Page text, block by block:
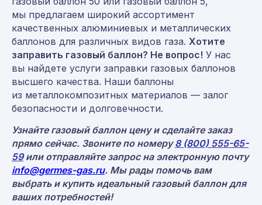
мы предлагаем широкий ассортимент
качественных алюминиевых и металлических
баллонов для различных видов газа. Хотите
заправить газовый баллон? Не вопрос! У нас
вы найдете услуги заправки газовых баллонов
высшего качества. Наши баллоны
из металлокомпозитных материалов — залог
безопасности и долговечности.
Узнайте газовый баллон цену и сделайте заказ
прямо сейчас. Звоните по номеру8 (800) 555-65-
59или отправляйте запрос на электронную почту
info@germes-gas.ru. Мы рады помочь вам
выбрать и купить идеальный газовый баллон для
ваших потребностей!